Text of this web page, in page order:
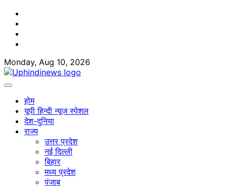
Skip
content
Monday, Aug 10, 2026
होम
यूपी हिन्दी न्यूज स्पेशल
देश-दुनिया
राज्य
उत्तर प्रदेश
नई दिल्ली
बिहार
मध्य प्रदेश
पंजाब